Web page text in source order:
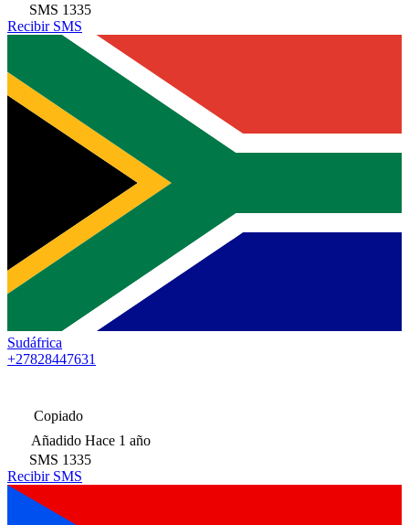
SMS 1335
Recibir SMS
Sudáfrica
+27828447631
Copiado
Añadido Hace 1 año
SMS 1335
Recibir SMS